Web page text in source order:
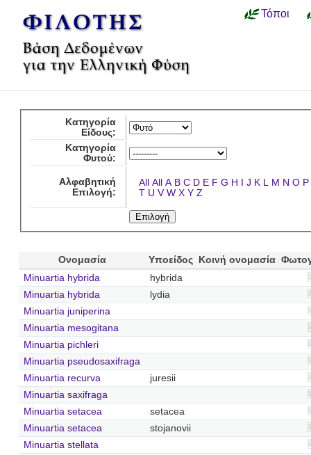
Τόποι
Κατηγορία
Είδους:
Κατηγορία
Φυτού:
Αλφαβητική
Επιλογή:
All All A B C D E F G H I J K L M N O P
T U V W X Y Z
Ονομασία Υποείδος Κοινή ονομασία
Minuartia hybrida
hybrida
Minuartia hybrida
lydia
Minuartia juniperina
Minuartia mesogitana
Minuartia pichleri
Minuartia pseudosaxifraga
Minuartia recurva
juresii
Minuartia saxifraga
Minuartia setacea
setacea
Minuartia setacea
stojanovii
Minuartia stellata